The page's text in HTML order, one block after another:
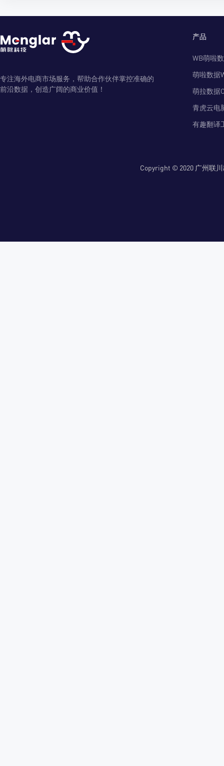
专注海外电商市场服务，帮助合作伙伴掌控准确的
前沿数据，创造广阔的商业价值！
产品
WB萌啦
萌啦数据
萌拉数据
青虎云电
有趣翻译
Copyright © 2020 广州联